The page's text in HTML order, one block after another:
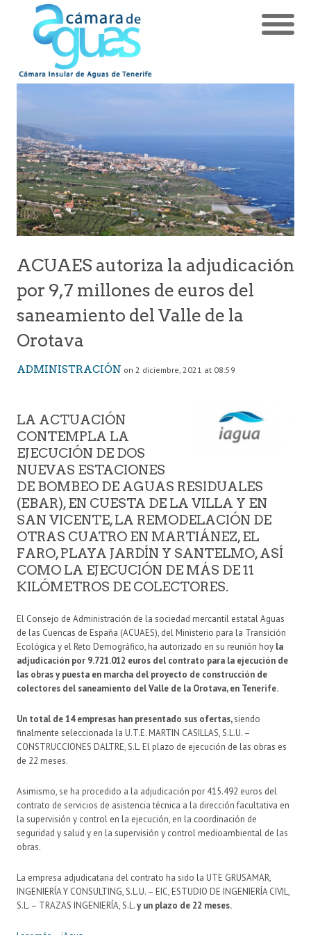
ACUAES autoriza la adjudicación
por 9,7 millones de euros del
saneamiento del Valle de la
Orotava
ADMINISTRACIÓN on 2 diciembre, 2021 at 08:59
LA ACTUACIÓN
CONTEMPLA LA
EJECUCIÓN DE DOS
NUEVAS ESTACIONES
DE BOMBEO DE AGUAS RESIDUALES
(EBAR), EN CUESTA DE LA VILLA Y EN
SAN VICENTE, LA REMODELACIÓN DE
OTRAS CUATRO EN MARTIÁNEZ, EL
FARO, PLAYA JARDÍN Y SANTELMO, ASÍ
COMO LA EJECUCIÓN DE MÁS DE 11
KILÓMETROS DE COLECTORES.
El Consejo de Administración de la sociedad mercantil estatal Aguas
de las Cuencas de España (ACUAES), del Ministerio para la Transición
Ecológica y el Reto Demográfico, ha autorizado en su reunión hoy la
adjudicación por 9.721.012 euros del contrato para la ejecución de
las obras y puesta en marcha del proyecto de construcción de
colectores del saneamiento del Valle de la Orotava, en Tenerife.
Un total de 14 empresas han presentado sus ofertas,siendo
finalmente seleccionada la U.T.E. MARTIN CASILLAS, S.L.U. –
CONSTRUCCIONES DALTRE, S.L. El plazo de ejecución de las obras es
de 22 meses.
Asimismo, se ha procedido a la adjudicación por 415.492 euros del
contrato de servicios de asistencia técnica a la dirección facultativa en
la supervisión y control en la ejecución, en la coordinación de
seguridad y salud y en la supervisión y control medioambiental de las
obras.
La empresa adjudicataria del contrato ha sido la UTE GRUSAMAR,
INGENIERÍA Y CONSULTING, S.L.U. – EIC, ESTUDIO DE INGENIERÍA CIVIL,
S.L. – TRAZAS INGENIERÍA, S.L.y un plazo de 22 meses.